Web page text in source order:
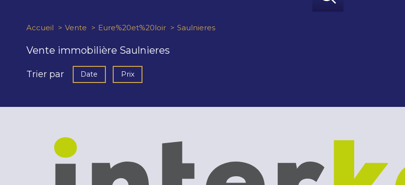
Immeubles
Accueil Vente Eure%20et%20loir Saulnieres
Vente immobilière Saulnieres
Trier par Date Prix